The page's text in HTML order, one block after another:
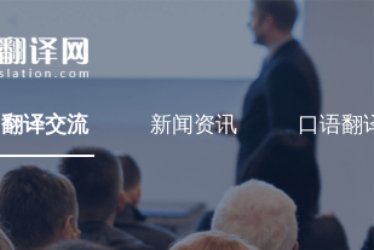
翻译交流 新闻资讯 口语翻